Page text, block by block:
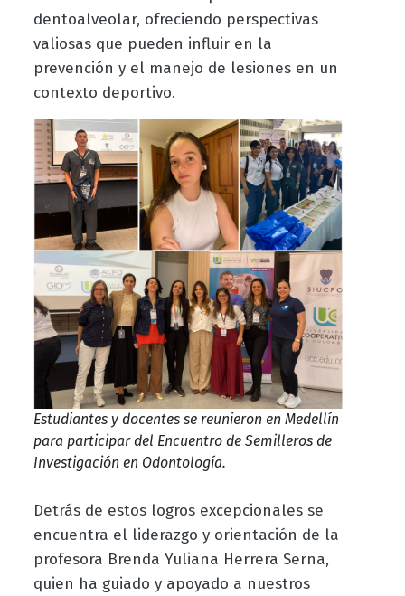
dentoalveolar, ofreciendo perspectivas
valiosas que pueden influir en la
prevención y el manejo de lesiones en un
contexto deportivo.
Estudiantes y docentes se reunieron en Medellín
para participar del Encuentro de Semilleros de
Investigación en Odontología.
Detrás de estos logros excepcionales se
encuentra el liderazgo y orientación de la
profesora Brenda Yuliana Herrera Serna,
quien ha guiado y apoyado a nuestros